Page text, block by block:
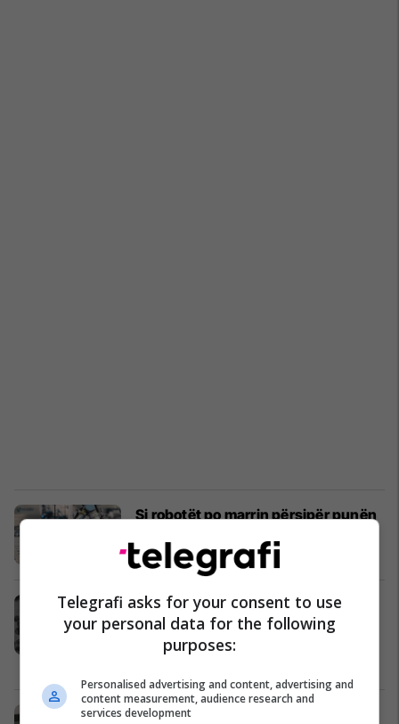
Si robotët po marrin përsipër punën
AI 23/04/2024
Robotët e vegjël të lëvizshëm të
krijuar nga qelizat njerëzore
befasojnë edhe shkencëtarët
Ky robot do të kërkojë objekte që
Telegrafi asks for your consent to use
your personal data for the following
purposes:
Personalised advertising and content, advertising and
content measurement, audience research and
services development